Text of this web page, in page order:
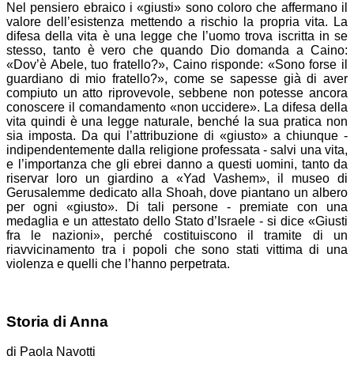
Nel pensiero ebraico i «giusti» sono coloro che affermano il
valore dell’esistenza mettendo a rischio la propria vita. La
difesa della vita è una legge che l’uomo trova iscritta in se
stesso, tanto è vero che quando Dio domanda a Caino:
«Dov’è Abele, tuo fratello?», Caino risponde: «Sono forse il
guardiano di mio fratello?», come se sapesse già di aver
compiuto un atto riprovevole, sebbene non potesse ancora
conoscere il comandamento «non uccidere». La difesa della
vita quindi è una legge naturale, benché la sua pratica non
sia imposta. Da qui l’attribuzione di «giusto» a chiunque -
indipendentemente dalla religione professata - salvi una vita,
e l’importanza che gli ebrei danno a questi uomini, tanto da
riservar loro un giardino a «Yad Vashem», il museo di
Gerusalemme dedicato alla Shoah, dove piantano un albero
per ogni «giusto». Di tali persone - premiate con una
medaglia e un attestato dello Stato d’Israele - si dice «Giusti
fra le nazioni», perché costituiscono il tramite di un
riavvicinamento tra i popoli che sono stati vittima di una
violenza e quelli che l’hanno perpetrata.
Storia di Anna
di Paola Navotti